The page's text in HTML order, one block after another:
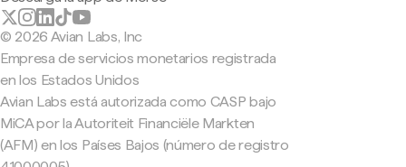
© 2026 Avian Labs, Inc
Empresa de servicios monetarios registrada
en los Estados Unidos
Avian Labs está autorizada como CASP bajo
MiCA por la Autoriteit Financiële Markten
(AFM) en los Países Bajos (número de registro